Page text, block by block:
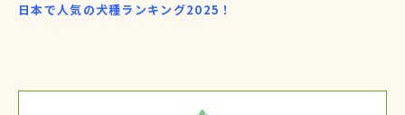
日本で人気の犬種ランキング2025！